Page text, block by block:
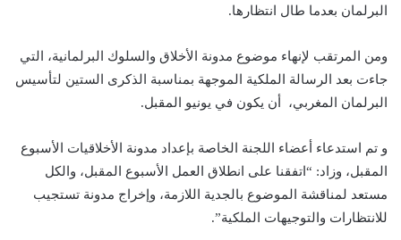
البرلمان بعدما طال انتظارها.
ومن المرتقب لإنهاء موضوع مدونة الأخلاق والسلوك البرلمانية، التي
جاءت بعد الرسالة الملكية الموجهة بمناسبة الذكرى الستين لتأسيس
البرلمان المغربي، أن يكون في يونيو المقبل.
و تم استدعاء أعضاء اللجنة الخاصة بإعداد مدونة الأخلاقيات الأسبوع
المقبل، وزاد: “اتفقنا على انطلاق العمل الأسبوع المقبل، والكل
مستعد لمناقشة الموضوع بالجدية اللازمة، وإخراج مدونة تستجيب
للانتظارات والتوجيهات الملكية”.